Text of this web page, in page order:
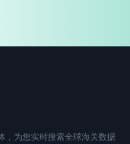
，为您实时搜索全球海关数据